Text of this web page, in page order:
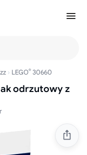
LEGO® 30660
odrzutowy z